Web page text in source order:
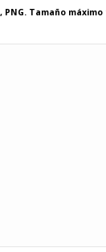
Tamaño máximo